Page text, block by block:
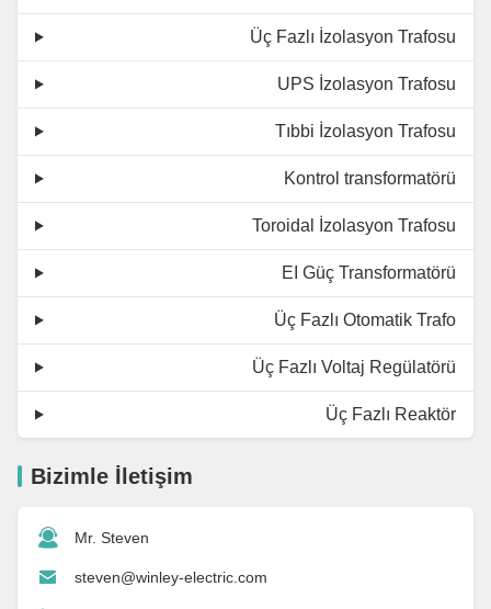
Üç Fazlı İzolasyon Trafosu
UPS İzolasyon Trafosu
Tıbbi İzolasyon Trafosu
Kontrol transformatörü
Toroidal İzolasyon Trafosu
EI Güç Transformatörü
Üç Fazlı Otomatik Trafo
Üç Fazlı Voltaj Regülatörü
Üç Fazlı Reaktör
Bizimle İletişim
Mr. Steven
steven@winley-electric.com